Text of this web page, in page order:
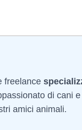
freelance
di cani
amici animali.